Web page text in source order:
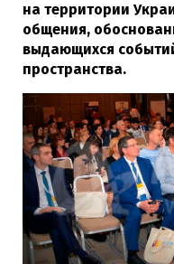
на территории
общения,
выдающихся
пространства.